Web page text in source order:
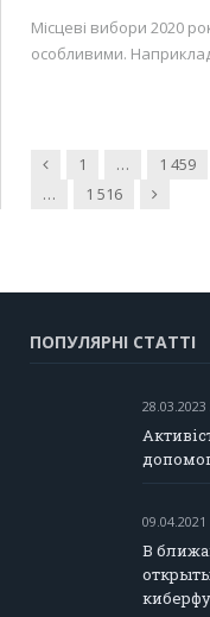
Місцеві вибори 2020
особливими.
Попередня
1 … 1 459
…
1 516
ПОПУЛЯРНІ СТАТТІ
28.03.2023
09.04.2021
В